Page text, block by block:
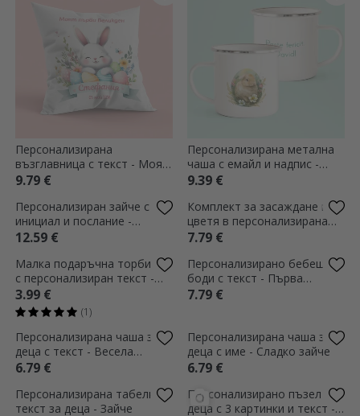
Персонализирана
възглавница с текст - Моят
първи Великден
9.79 €
Персонализирана метална
чаша с емайл и надпис -
Весела Великден!
9.39 €
Персонализиран зайче с
Сладко
12.59 €
Комплект за засаждане на
кутия с текст за деца -
Великден
7.79 €